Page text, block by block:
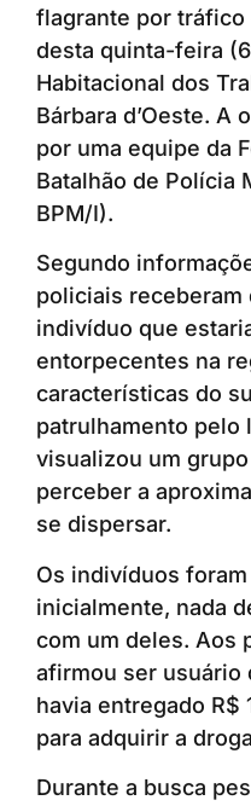
flagrante por tráfico
desta quinta-feira
Habitacional dos
Bárbara d’Oeste. A
por uma equipe da
Batalhão de Polícia
BPM/I).
Segundo
policiais receberam
indivíduo que
entorpecentes na
características do
patrulhamento pelo
visualizou um
perceber a
se dispersar.
Os indivíduos
inicialmente, nada
com um deles. Aos
afirmou ser usuário
havia entregado R$
para adquirir a
Durante a busca